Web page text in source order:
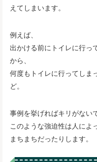
えてしまいます。
例えば、
出かける前にトイレに行っ
から、
何度もトイレに行ってしま
ど。
事例を挙げればキリがない
このような強迫性は人によ
まちまちだったりします。